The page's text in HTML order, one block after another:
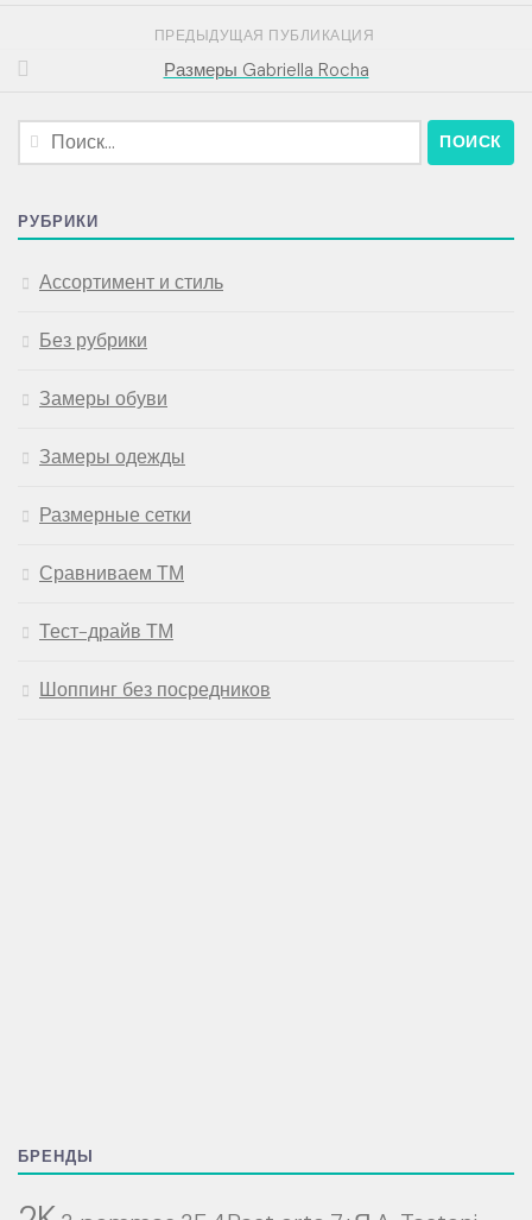
ПРЕДЫДУЩАЯ ПУБЛИКАЦИЯ
Размеры Gabriella Rocha
Найти:
РУБРИКИ
Ассортимент и стиль
Без рубрики
Замеры обуви
Замеры одежды
Размерные сетки
Сравниваем ТМ
Тест-драйв ТМ
Шоппинг без посредников
БРЕНДЫ